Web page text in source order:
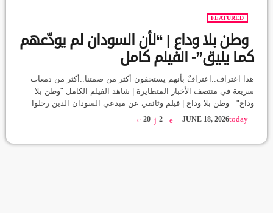
FEATURED
وطن بلا وداع | “لأن السودان لم يودّعهم
كما يليق”- الفيلم كامل
هذا اعتراف..اعترافٌ بأنهم يستحقون أكثر من صمتنا..أكثر من دمعات
سريعة في منتصف الأخبار المتطايرة | شاهد الفيلم الكامل "وطن بلا
وداع" وطن بلا وداع | فيلم وثائقي عن مبدعي السودان الذين رحلوا
في الحرب ثلاث سنوات من الحرب لم تسرق أرواحاً فحسب، بل سرقت
حتى حق الوداع.. هذا الفيلم ليس رثاءً — بل اعتراف بأنهم يستحقون
today
JUNE 18, 2026
20 2